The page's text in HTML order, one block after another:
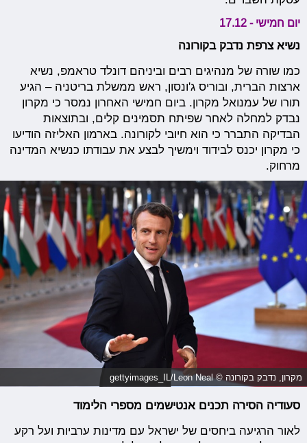
יום חמישי - 17.12
נשיא צרפת נדבק בקורונה
כמו שורה של מנהיגים רבים וביניהם דונלד טראמפ, נשיא
ארצות הברית, ובוריס ג'ונסון, ראש ממשלת בריטניה – הגיע
תורו של עמנואל מקרון. ביום חמישי האחרון נמסר כי מקרון
נבדק למחלה לאחר שפיתח תסמינים קלים, ובתוצאות
הבדיקה התברר כי הוא חיובי לקורונה. בארמון האליזה הודיעו
כי מקרון יכנס לבידוד וימשיך לבצע את עבודתו כנשיא המדינה
מרחוק.
מקרון, נדבק בקורונה © gettyimages_IL/Leon Neal
סעודיה הסירה תכנים אנטישמים מספרי הלימוד
לאור הרגיעה ביחסים של ישראל עם מדינות ערביות ועל רקע